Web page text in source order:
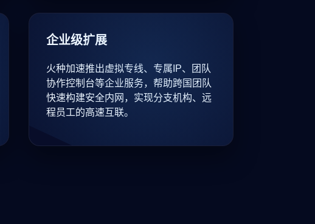
企业级扩展
火种加速推出虚拟专线、专属IP、团队
协作控制台等企业服务，帮助跨国团队
快速构建安全内网，实现分支机构、远
程员工的高速互联。